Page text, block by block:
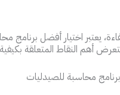
يعتبر اختيار أفضل
أهم النقاط المتعلقة
محاسبة للصيدليات